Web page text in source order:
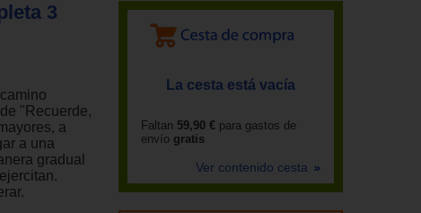
3
"Recuerde,
a
a una
gradual
La cesta está vacía
Faltan 59,90 € para gastos de
envío gratis
Ver contenido cesta